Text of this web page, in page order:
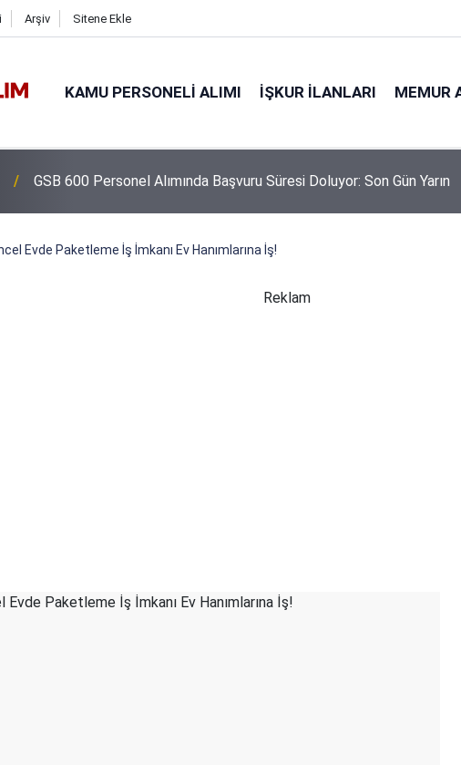
Arşiv Sitene Ekle
KAMU PERSONELI ALIMI İŞKUR İLANLARI MEMUR
GSB 600 Personel Alımında Başvuru Süresi Doluyor: Son Gün Yarın
Evde Paketleme İş İmkanı Ev Hanımlarına İş!
Reklam